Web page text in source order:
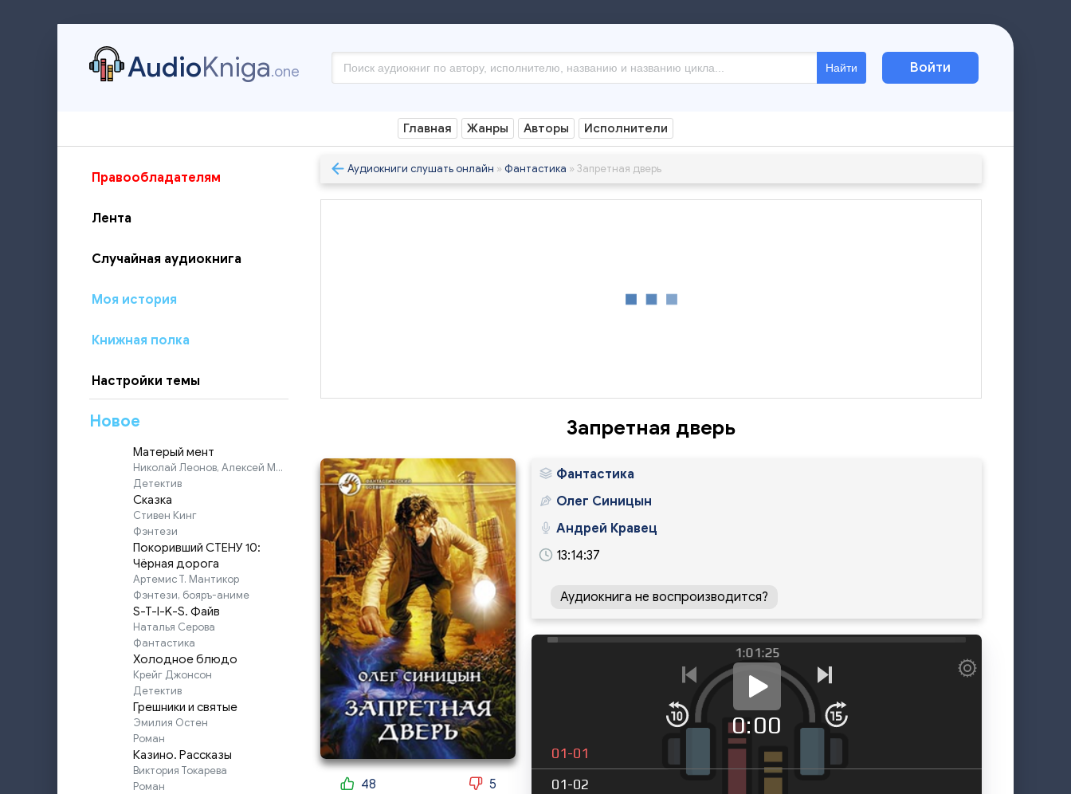
AudioKniga.one Найти Войти
Главная Жанры Авторы Исполнители
Правообладателям
Лента
Случайная аудиокнига
Моя история
Книжная полка
Настройки темы
Новое
Матерый мент
Николай Леонов, Алексей Макеев
Детектив
Сказка
Стивен Кинг
Фэнтези
Покоривший СТЕНУ 10:
Чёрная дорога
Артемис Т. Мантикор
Фэнтези, бояръ-аниме
S-T-I-K-S. Файв
Наталья Серова
Фантастика
Холодное блюдо
Крейг Джонсон
Детектив
Грешники и святые
Эмилия Остен
Роман
Казино. Рассказы
Виктория Токарева
Роман
Аудиокниги слушать онлайн » Фантастика » Запретная дверь
Запретная дверь
48 5
Фантастика
Олег Синицын
Андрей Кравец
13:14:37
Аудиокнига не воспроизводится?
0:00
1:01:25
01-01
01-02